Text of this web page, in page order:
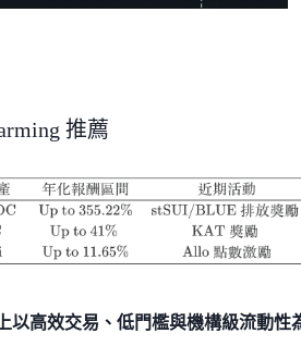
推薦
以高效交易、低門檻與機構級流動性